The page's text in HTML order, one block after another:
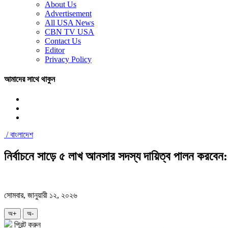
About Us
Advertisement
All USA News
CBN TV USA
Contact Us
Editor
Privacy Policy
আমাদের সাথে থাকুন
/বাংলাদেশ
নির্বাচনে সাড়ে ৫ লাখ আনসার সদস্য দায়িত্ব পালন করবেন:
সোমবার, জানুয়ারী ১২, ২০২৬
অ+ অ-
প্রিন্ট করুন